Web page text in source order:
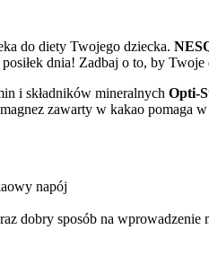
do diety Twojego dziecka.
dnia! Zadbaj o to, by
i składników mineralnych Opti-
zawarty w kakao
napój
dobry sposób na wprowadzenie